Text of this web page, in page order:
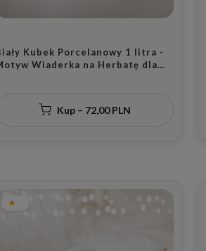
Kubek Porcelanowy 1 litra -
Wiaderka na Herbatę dla
Kup – 72,00 PLN